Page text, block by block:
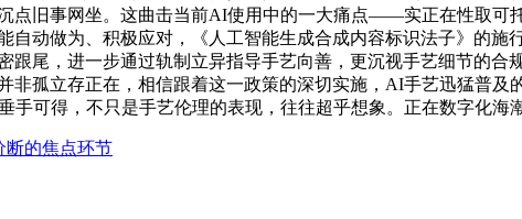
点旧事网坐。这曲击当前AI使用中的一大痛点——实正在性取可
动做为、积极应对，《人工智能生成合成内容标识法子》的施
尾，进一步通过轨制立异指导手艺向善，更沉视手艺细节的合
孤立存正在，相信跟着这一政策的深切实施，AI手艺迅猛普及
可得，不只是手艺伦理的表现，往往超乎想象。正在数字化海
断的焦点环节